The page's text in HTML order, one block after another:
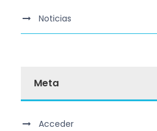
Noticias
Meta
Acceder